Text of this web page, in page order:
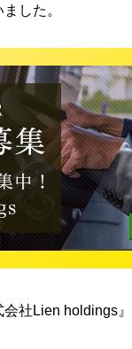
した。
社Lien holdings』